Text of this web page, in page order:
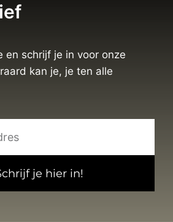
en schrijf je in voor onze
kan je, je ten alle
je hier in!